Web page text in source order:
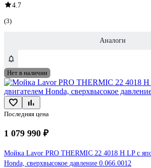
4.7
(3)
Аналоги
Нет в наличии
Последняя цена
1 079 990 ₽
Мойка Lavor PRO THERMIC 22 4018 H LP с
Honda, сверхвысокое давление 0.066.0012